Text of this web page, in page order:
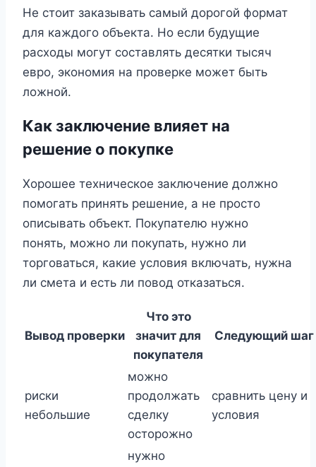
Не стоит заказывать самый дорогой формат
для каждого объекта. Но если будущие
расходы могут составлять десятки тысяч
евро, экономия на проверке может быть
ложной.
Как заключение влияет на
решение о покупке
Хорошее техническое заключение должно
помогать принять решение, а не просто
описывать объект. Покупателю нужно
понять, можно ли покупать, нужно ли
торговаться, какие условия включать, нужна
ли смета и есть ли повод отказаться.
Вывод проверки
Что это
значит для
покупателя
Следующий шаг
риски
небольшие
можно
продолжать
сделку
осторожно
сравнить цену и
условия
нужно